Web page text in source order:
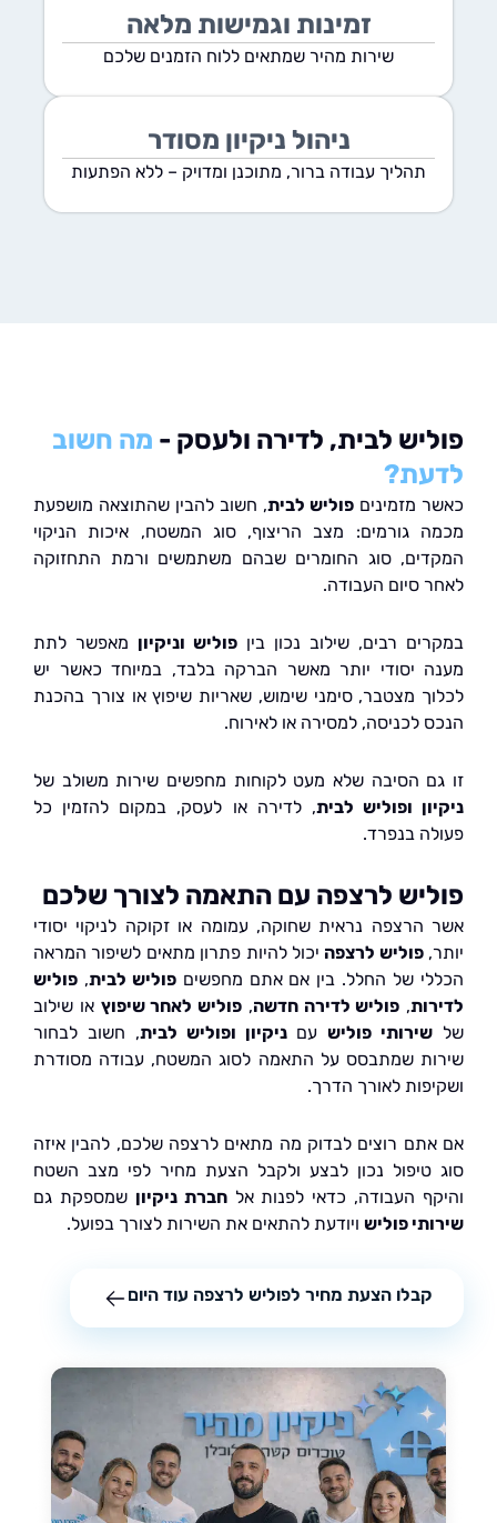
זמינות וגמישות מלאה
שירות מהיר שמתאים ללוח הזמנים שלכם
ניהול ניקיון מסודר
תהליך עבודה ברור, מתוכנן ומדויק – ללא הפתעות
לבית, לדירה ולעסק -מה חשוב
מזמינים פוליש לבית, חשוב להבין שהתוצאה מושפעת
גורמים: מצב הריצוף, סוג המשטח, איכות הניקוי
סוג החומרים שבהם משתמשים ורמת התחזוקה
סיום העבודה.
רבים, שילוב נכון בין פוליש וניקיוןמאפשר לתת
יסודי יותר מאשר הברקה בלבד, במיוחד כאשר יש
מצטבר, סימני שימוש, שאריות שיפוץ או צורך בהכנת
לכניסה, למסירה או לאירוח.
הסיבה שלא מעט לקוחות מחפשים שירות משולב של
ופוליש לבית, לדירה או לעסק, במקום להזמין כל
בנפרד.
לרצפה עם התאמה לצורך שלכם
נראית שחוקה, עמומה או זקוקה לניקוי יסודי
פוליש לרצפהיכול להיות פתרון מתאים לשיפור המראה
של החלל. בין אם אתם מחפשיםפוליש לבית,פוליש
פוליש לדירה חדשה,פוליש לאחר שיפוץאו שילוב
שירותי פולישעםניקיון ופוליש לבית, חשוב לבחור
שמתבסס על התאמה לסוג המשטח, עבודה מסודרת
לאורך הדרך.
רוצים לבדוק מה מתאים לרצפה שלכם, להבין איזה
נכון לבצע ולקבל הצעת מחיר לפי מצב השטח
העבודה, כדאי לפנות אלחברת ניקיוןשמספקת גם
פולישויודעת להתאים את השירות לצורך בפועל.
קבלו הצעת מחיר לפוליש לרצפה עוד היום